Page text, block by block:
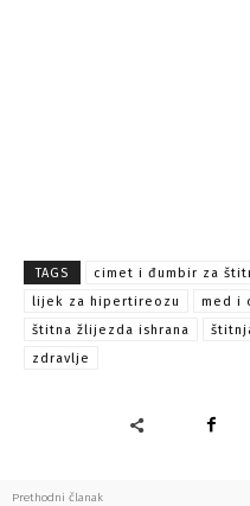
TAGS cimet i đumbir za
lijek za hipertireozu
med i
štitna žlijezda ishrana
zdravlje
Prethodni članak